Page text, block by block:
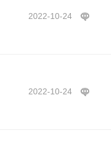
2022-10-24
2022-10-24